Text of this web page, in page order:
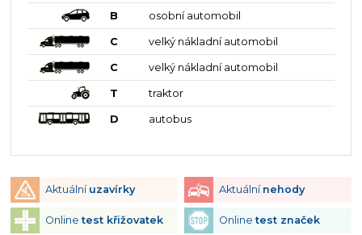
B osobní automobil
C velký nákladní automobil
C velký nákladní automobil
T traktor
D autobus
Aktuální uzavírky Aktuální nehody
Onlinetest křižovatek Onlinetest značek